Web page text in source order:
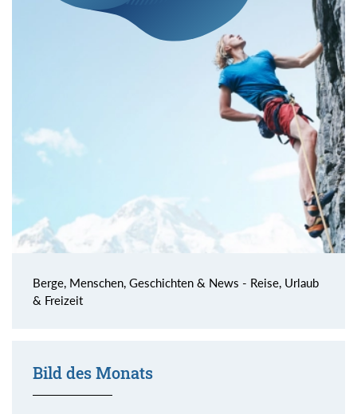
Berge, Menschen, Geschichten & News - Reise, Urlaub
& Freizeit
Bild des Monats